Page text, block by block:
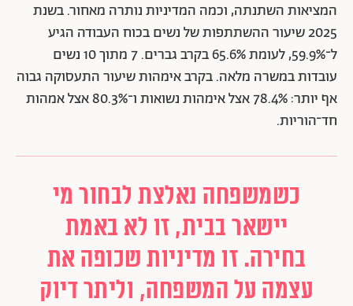
המציאות השתנתה, וכמה המדיניות נותרה מאחור. בשנת
2025 שיעור ההשתתפות של נשים בכוח העבודה הגיע
ל־59.9%, לעומת 65.6% בקרב גברים. 7 מתוך 10 נשים
עובדות במשרה מלאה. בקרב אימהות שיעור התעסוקה גבוה
אף יותר: 78.4% אצל אימהות נשואות ו־80.3% אצל אמהות
חד־הוריות.
כשמשפחה נאלצת לבחור מי
יישאר בבית, זו לא באמת
בחירה. זו מדיניות שכופה את
עצמה על המשפחה, וליתר דיוק